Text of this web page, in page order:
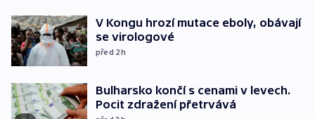
V Kongu hrozí mutace eboly, obávají
se virologové
před 2h
Bulharsko končí s cenami v levech.
Pocit zdražení přetrvává